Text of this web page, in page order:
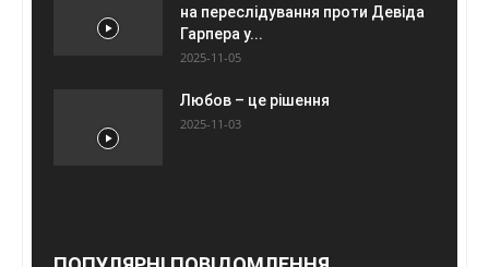
на переслідування проти Девіда
Гарпера у...
2025-11-05
Любов – це рішення
2025-11-03